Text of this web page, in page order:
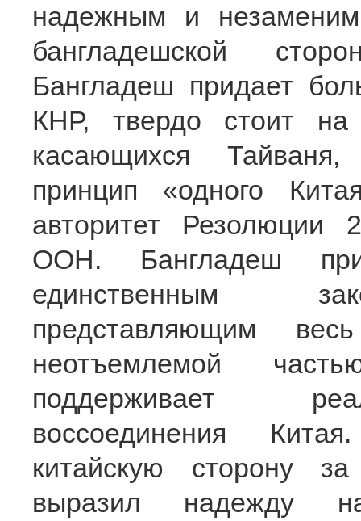
надежным и
бангладешской
Бангладеш придает
КНР, твердо стоит на
касающихся Тайваня,
принцип «одного
авторитет Резолюции
ООН. Бангладеш
единственным
представляющим
неотъемлемой
поддерживает
воссоединения
китайскую сторону
выразил надежду